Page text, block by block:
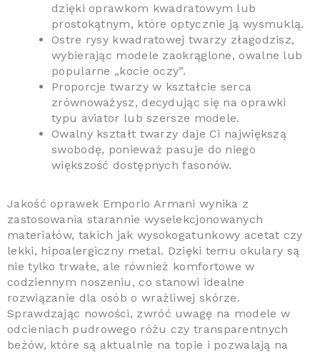
dzięki oprawkom kwadratowym lub
prostokątnym, które optycznie ją wysmuklą.
Ostre rysy kwadratowej twarzy złagodzisz,
wybierając modele zaokrąglone, owalne lub
popularne „kocie oczy”.
Proporcje twarzy w kształcie serca
zrównoważysz, decydując się na oprawki
typu aviator lub szersze modele.
Owalny kształt twarzy daje Ci największą
swobodę, ponieważ pasuje do niego
większość dostępnych fasonów.
Jakość oprawek Emporio Armani wynika z
zastosowania starannie wyselekcjonowanych
materiałów, takich jak wysokogatunkowy acetat czy
lekki, hipoalergiczny metal. Dzięki temu okulary są
nie tylko trwałe, ale również komfortowe w
codziennym noszeniu, co stanowi idealne
rozwiązanie dla osób o wrażliwej skórze.
Sprawdzając nowości, zwróć uwagę na modele w
odcieniach pudrowego różu czy transparentnych
beżów, które są aktualnie na topie i pozwalają na